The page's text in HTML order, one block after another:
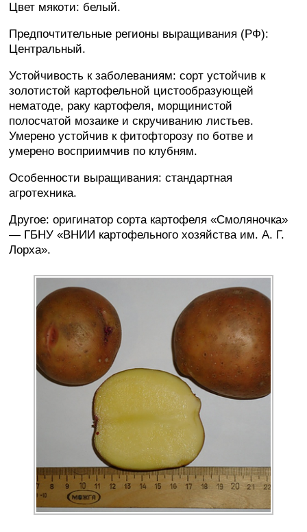
Цвет мякоти: белый.
Предпочтительные регионы выращивания (РФ):
Центральный.
Устойчивость к заболеваниям: сорт устойчив к
золотистой картофельной цистообразующей
нематоде, раку картофеля, морщинистой
полосчатой мозаике и скручиванию листьев.
Умерено устойчив к фитофторозу по ботве и
умерено восприимчив по клубням.
Особенности выращивания: стандартная
агротехника.
Другое: оригинатор сорта картофеля «Смоляночка»
— ГБНУ «ВНИИ картофельного хозяйства им. А. Г.
Лорха».